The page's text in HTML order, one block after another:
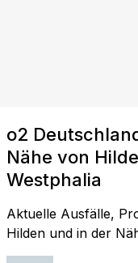
o2
Nähe von
Westphalia
Aktuelle Ausfälle,
Hilden und in der